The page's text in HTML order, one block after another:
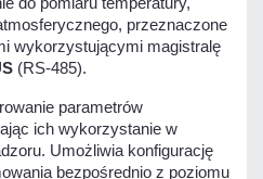
przeznaczone
wykorzystującymi magistralę
(RS-485).
parametrów
ich wykorzystanie w
Umożliwia konfigurację
bezpośrednio z poziomu